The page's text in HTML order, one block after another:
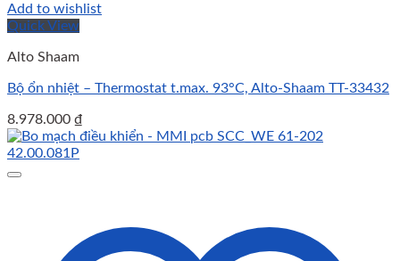
Add to wishlist
Quick View
Alto Shaam
Bộ ổn nhiệt – Thermostat t.max. 93°C, Alto-Shaam TT-33432
8.978.000 ₫